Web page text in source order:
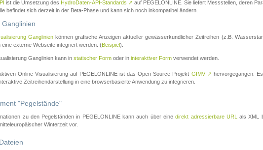
ist die Umsetzung des HydroDaten-API-Standards ↗ auf PEGELONLINE. Sie liefert Messstellen, deren
befindet sich derzeit in der Beta-Phase und kann sich noch inkompatibel ändern.
Ganglinien
Ganglinien können grafische Anzeigen aktueller gewässerkundlicher Zeitreihen (z.B.
eine externe Webseite integriert werden. (Beispiel).
Ganglinien kann in statischer Form oder in interaktiver Form verwendet werden.
Online-Visualisierung auf PEGELONLINE ist das Open Source Projekt GIMV ↗ hervorgegangen.
Zeitreihendarstellung in eine browserbasierte Anwendung zu integrieren.
"Pegelstände"
zu den Pegelständen in PEGELONLINE kann auch über einedirekt adressierbare URL
als XML
Winterzeit vor.